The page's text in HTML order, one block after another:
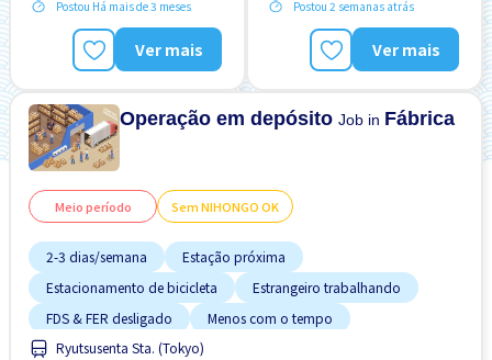
Pago diariamente
Preferência por Homens
Sem experiência OK
Sem "NIHONGO" OK
Postou Há mais de 3 meses
Ver mais
Pago diariamente
Preferência por Homens
Sem experiência OK
Postou 2 semanas atrás
Ver mais
Operação em depósitoJob in Fábrica
Meio período Sem NIHONGO OK
2-3 dias/semana
Estação próxima
Estacionamento de bicicleta
Estrangeiro trabalhando
FDS & FER desligado
Menos com o tempo
Pago diariamente
Preferência por Homens
Ryutsusenta Sta. (Tokyo)